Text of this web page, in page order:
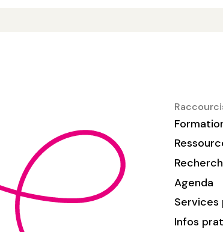
Agenda
Services
Infos